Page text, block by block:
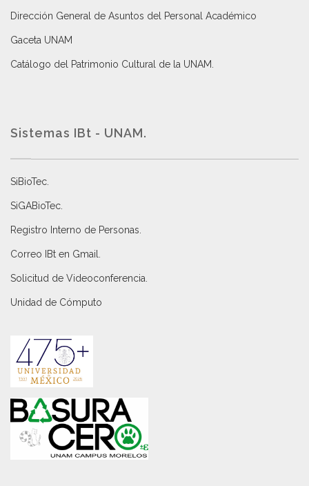
Dirección General de Asuntos del Personal Académico
Gaceta UNAM
Catálogo del Patrimonio Cultural de la UNAM.
Sistemas IBt - UNAM.
SiBioTec
SiGABioTec.
Registro Interno de Personas
Correo IBt en Gmail
Solicitud de Videoconferencia.
Unidad de Cómputo